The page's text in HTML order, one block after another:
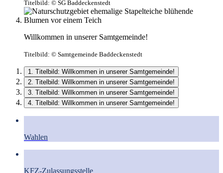
Titelbild: © SG Baddeckenstedt
Willkommen in unserer Samtgemeinde!
Titelbild: © Samtgemeinde Baddeckenstedt
1. Titelbild: Willkommen in unserer Samtgemeinde!
2. Titelbild: Willkommen in unserer Samtgemeinde!
3. Titelbild: Willkommen in unserer Samtgemeinde!
4. Titelbild: Willkommen in unserer Samtgemeinde!
Wahlen
KFZ-Zulassungsstelle